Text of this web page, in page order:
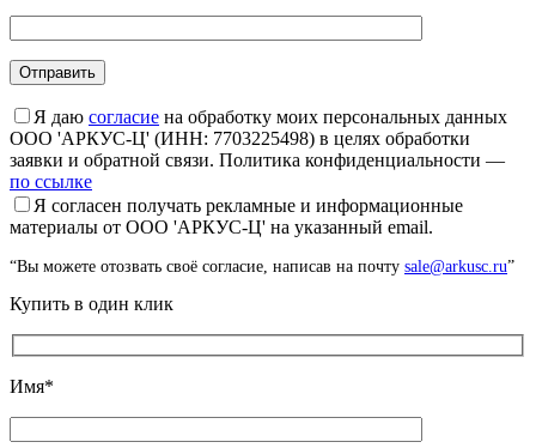
Я даю согласие на обработку моих персональных данных
ООО 'АРКУС-Ц' (ИНН: 7703225498) в целях обработки
заявки и обратной связи. Политика конфиденциальности —
по ссылке
Я согласен получать рекламные и информационные
материалы от ООО 'АРКУС-Ц' на указанный email.
“Вы можете отозвать своё согласие, написав на почту sale@arkusc.ru”
Купить в один клик
Имя*